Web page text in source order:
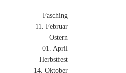
Fasching
11. Februar
Ostern
01. April
Herbstfest
14. Oktober